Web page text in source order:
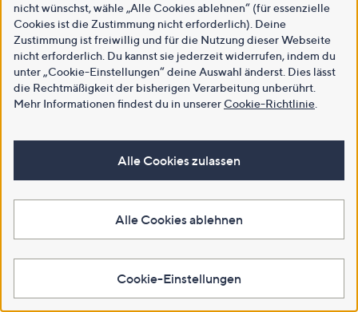
nicht wünschst, wähle „Alle Cookies ablehnen“ (für essenzielle
Cookies ist die Zustimmung nicht erforderlich). Deine
Zustimmung ist freiwillig und für die Nutzung dieser Webseite
nicht erforderlich. Du kannst sie jederzeit widerrufen, indem du
unter „Cookie-Einstellungen“ deine Auswahl änderst. Dies lässt
die Rechtmäßigkeit der bisherigen Verarbeitung unberührt.
Mehr Informationen findest du in unsererCookie-Richtlinie
Alle Cookies zulassen
Alle Cookies ablehnen
Cookie-Einstellungen